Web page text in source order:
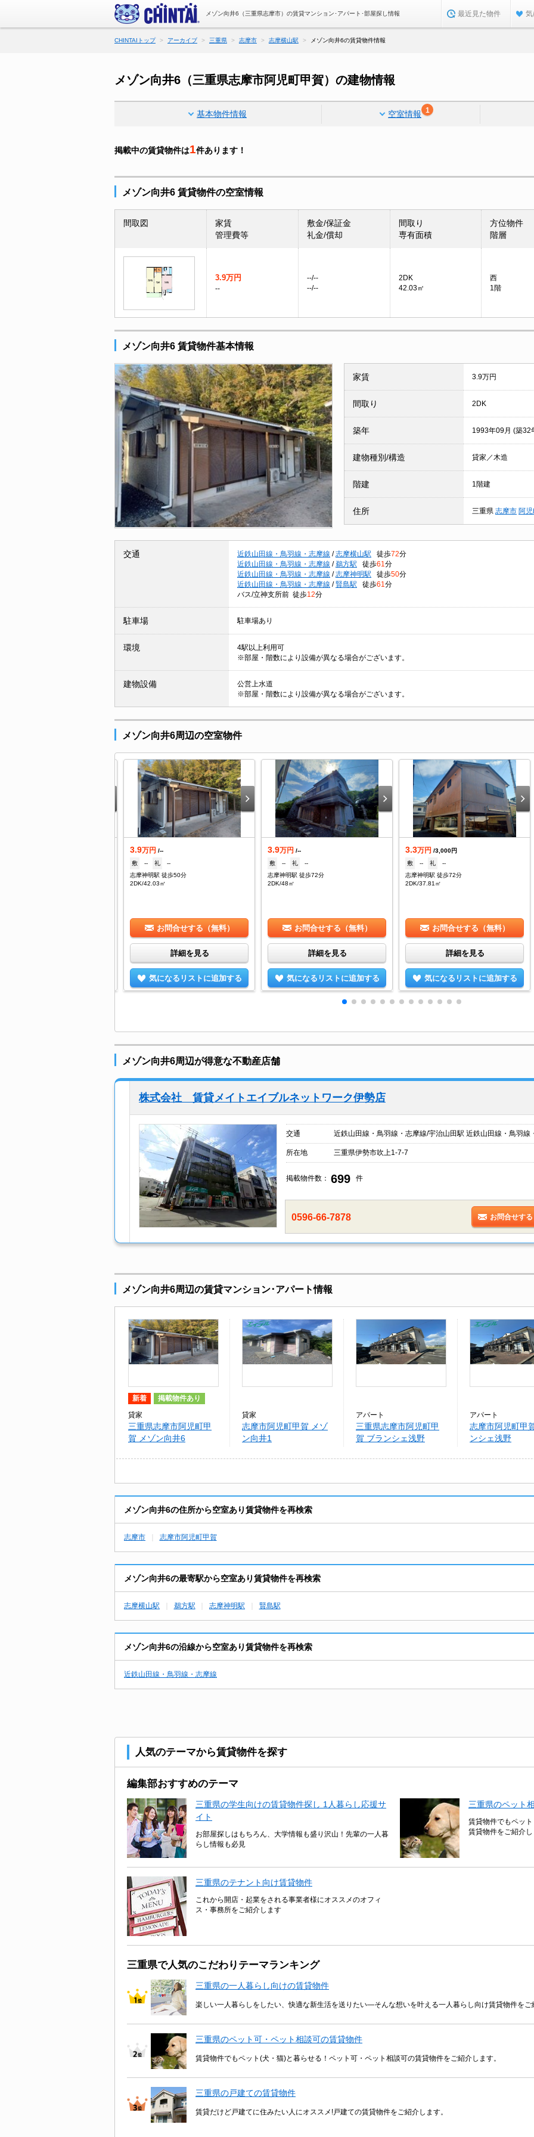
メゾン向井6（三重県志摩市）の賃貸マンション･アパート･部屋探し情報 最近見た物件
CHINTAIトップ アーカイブ 三重県 志摩市 志摩横山駅 メゾン向井6の賃貸物件情報
メゾン向井6（三重県志摩市阿児町甲賀）の建物情報
基本物件情報 空室情報 1
掲載中の賃貸物件は1件あります！
メゾン向井6 賃貸物件の空室情報
間取図
家賃
管理費等
敷金/保証金
礼金/償却
間取り
専有面積
方位物件
階層
3.9万円
--
--/--
--/--
2DK
42.03㎡
西
1階
メゾン向井6 賃貸物件基本情報
家賃 3.9万円
間取り 2DK
築年 1993年09月 (築32
建物種別/構造 貸家／木造
階建 1階建
住所 三重県 志摩市 阿
交通 近鉄山田線・鳥羽線・志摩線 / 志摩横山駅 徒歩72分
近鉄山田線・鳥羽線・志摩線 / 鵜方駅 徒歩61 分
近鉄山田線・鳥羽線・志摩線 / 志摩神明駅 徒歩50分
近鉄山田線・鳥羽線・志摩線 / 賢島駅 徒歩61 分
バス/立神支所前 徒歩12分
駐車場 駐車場あり
環境
4駅以上利用可
※部屋・階数により設備が異なる場合がございます。
建物設備
公営上水道
※部屋・階数により設備が異なる場合がございます。
メゾン向井6周辺の空室物件
3.9万円 /--
敷
-- 礼
--
志摩神明駅 徒歩50分
2DK/42.03㎡
お問合せする（無料）
詳細を見る
気になるリストに追加する
3.9万円 /--
敷
-- 礼
--
志摩神明駅 徒歩72分
2DK/48㎡
お問合せする（無料）
詳細を見る
気になるリストに追加する
3.3万円 /3,000円
敷
-- 礼
--
志摩神明駅 徒歩72分
2DK/37.81㎡
お問合せする（無料）
詳細を見る
気になるリストに追加する
メゾン向井6周辺が得意な不動産店舗
株式会社 賃貸メイトエイブルネットワーク伊勢店
交通 近鉄山田線・鳥羽線・志摩線/宇治山田駅 近鉄山田線・鳥羽線
所在地 三重県伊勢市吹上1-7-7
掲載物件数： 699 件
0596-66-7878 お問合せす
メゾン向井6周辺の賃貸マンション･アパート情報
新着 掲載物件あり
貸家
三重県志摩市阿児町甲
賀 メゾン向井6
貸家
志摩市阿児町甲賀 メゾ
ン向井1
アパート
三重県志摩市阿児町甲
賀 ブランシェ浅野
アパート
志摩市阿児町甲
ンシェ浅野
メゾン向井6の住所から空室あり賃貸物件を再検索
志摩市 志摩市阿児町甲賀
メゾン向井6の最寄駅から空室あり賃貸物件を再検索
志摩横山駅 鵜方駅 志摩神明駅 賢島駅
メゾン向井6の沿線から空室あり賃貸物件を再検索
近鉄山田線・鳥羽線・志摩線
人気のテーマから賃貸物件を探す
編集部おすすめのテーマ
三重県の学生向けの賃貸物件探し 1人暮らし応援サ
イト
お部屋探しはもちろん、大学情報も盛り沢山！先輩の一人暮
らし情報も必見
三重県のペット
賃貸物件でもペッ
賃貸物件をご紹介
三重県のテナント向け賃貸物件
これから開店・起業をされる事業者様にオススメのオフィ
ス・事務所をご紹介します
三重県で人気のこだわりテーマランキング
三重県の一人暮らし向けの賃貸物件
楽しい一人暮らしをしたい、快適な新生活を送りたい―そんな想いを叶える一人暮らし向け賃貸物件をご
三重県のペット可・ペット相談可の賃貸物件
賃貸物件でもペット(犬・猫)と暮らせる！ペット可・ペット相談可の賃貸物件をご紹介します。
三重県の戸建ての賃貸物件
賃貸だけど戸建てに住みたい人にオススメ!戸建ての賃貸物件をご紹介します。